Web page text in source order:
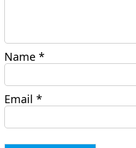
Name*
Email*